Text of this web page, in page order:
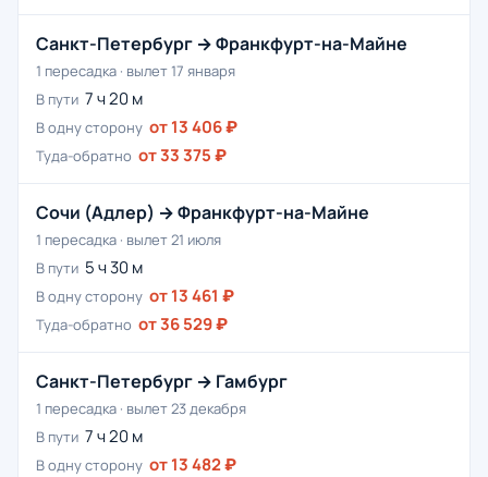
Санкт-Петербург → Франкфурт-на-Майне
1 пересадка · вылет 17 января
В пути 7 ч 20 м
В одну сторону от 13 406 ₽
Туда-обратно от 33 375 ₽
Сочи (Адлер) → Франкфурт-на-Майне
1 пересадка · вылет 21 июля
В пути 5 ч 30 м
В одну сторону от 13 461 ₽
Туда-обратно от 36 529 ₽
Санкт-Петербург → Гамбург
1 пересадка · вылет 23 декабря
В пути 7 ч 20 м
В одну сторону от 13 482 ₽